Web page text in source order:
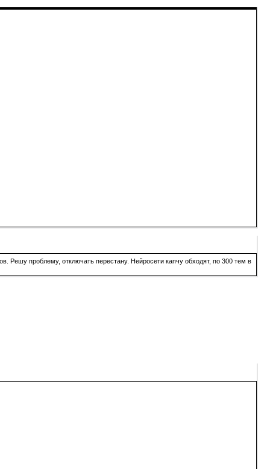
Решу проблему, отключать перестану. Нейросети капчу обходят, по 300 тем в